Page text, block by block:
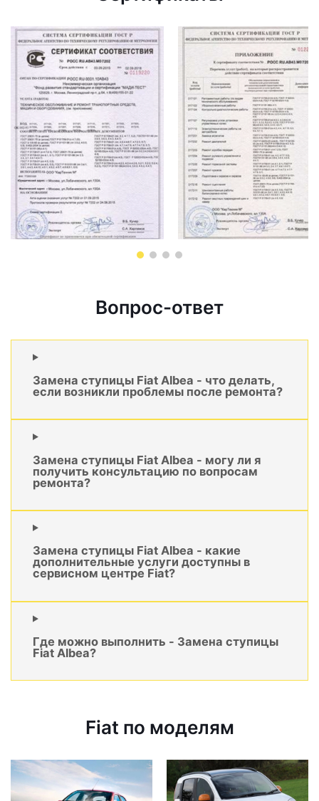
Вопрос-ответ
Замена ступицы Fiat Albea - что делать,
если возникли проблемы после ремонта?
Замена ступицы Fiat Albea - могу ли я
получить консультацию по вопросам
ремонта?
Замена ступицы Fiat Albea - какие
дополнительные услуги доступны в
сервисном центре Fiat?
Где можно выполнить - Замена ступицы
Fiat Albea?
Fiat по моделям